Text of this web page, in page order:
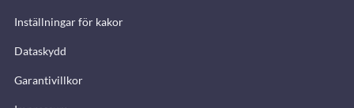
Inställningar för kakor
Dataskydd
Garantivillkor